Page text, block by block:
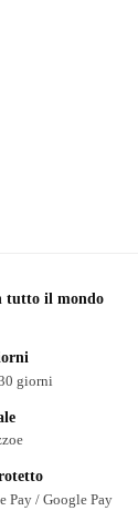
tutto il mondo
giorni
Pay / Google Pay